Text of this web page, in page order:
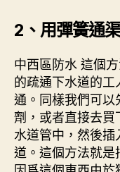
2、用彈簧通
中西區防水 這個
的疏通下水道的
通。同樣我們可
劑，或者直接去
水道管中，然後
道。這個方法就是